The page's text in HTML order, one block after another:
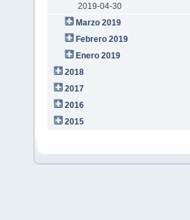
2019-04-30
Marzo 2019
Febrero 2019
Enero 2019
2018
2017
2016
2015